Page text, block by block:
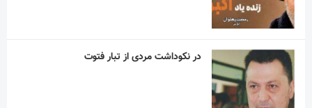
در نکوداشت مردی از تبار فتوت